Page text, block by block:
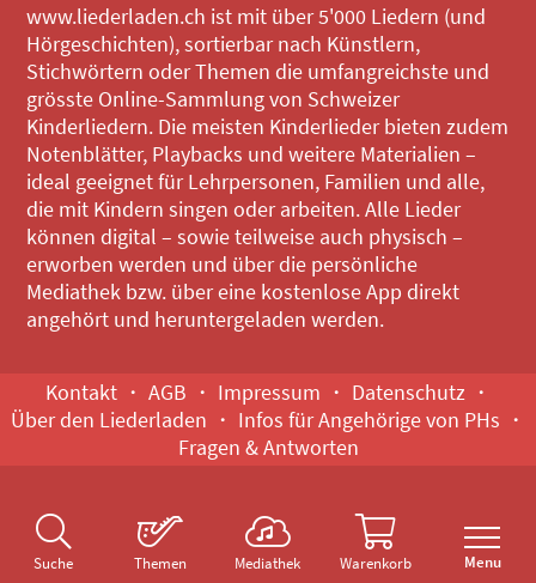
Suche Themen Mediathek Warenkorb Menu
www.liederladen.ch ist mit über 5'000 Liedern (und
Hörgeschichten), sortierbar nach Künstlern,
Stichwörtern oder Themen die umfangreichste und
grösste Online-Sammlung von Schweizer
Kinderliedern. Die meisten Kinderlieder bieten zudem
Notenblätter, Playbacks und weitere Materialien –
ideal geeignet für Lehrpersonen, Familien und alle,
die mit Kindern singen oder arbeiten. Alle Lieder
können digital – sowie teilweise auch physisch –
erworben werden und über die persönliche
Mediathek bzw. über eine kostenlose App direkt
angehört und heruntergeladen werden.
Kontakt AGB Impressum
Datenschutz
Über den Liederladen
Infos für Angehörige von PHs
Fragen & Antworten